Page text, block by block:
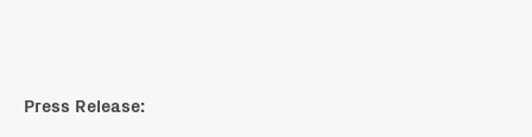
Press Release: